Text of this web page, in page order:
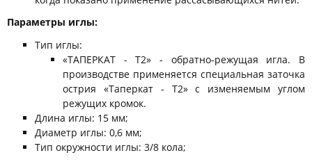
Параметры иглы:
Тип иглы:
«ТАПЕРКАT - T2» - обратно-режущая игла. В
производстве применяется специальная заточка
острия «Таперкат - T2» с изменяемым углом
режущих кромок.
Длина иглы: 15 мм;
Диаметр иглы: 0,6 мм;
Тип окружности иглы: 3/8 кола;